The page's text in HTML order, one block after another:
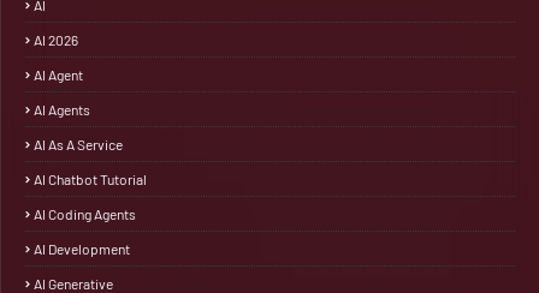
AI
AI 2026
AI Agent
AI Agents
AI As A Service
AI Chatbot Tutorial
AI Coding Agents
AI Development
AI Generative